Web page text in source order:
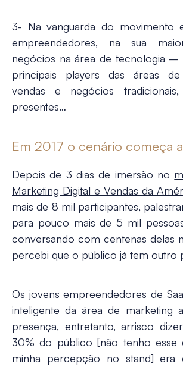
3- Na vanguarda do movimento
empreendedores, na sua
negócios na área de tecnologia –
principais players das áreas de
vendas e negócios
presentes…
Em 2017 o cenário começa
Depois de 3 dias de imersão no
Marketing Digital e Vendas da
mais de 8 mil participantes,
para pouco mais de 5 mil
conversando com centenas delas
percebi que o público já tem outro
Os jovens empreendedores de
inteligente da área de marketing
presença, entretanto, arrisco
30% do público [não tenho esse
minha percepção no stand] era